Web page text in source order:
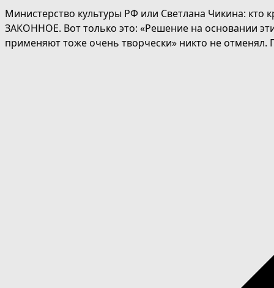
Министерство культуры РФ или Светлана Чикина: кто
ЗАКОННОЕ. Вот только это: «Решение на основании
применяют тоже очень творчески» никто не отменял.